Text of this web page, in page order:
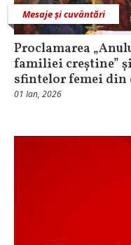
Mesaje și cuvântări
Proclamarea
familiei creștine”
sfintelor femei din
01 Ian, 2026